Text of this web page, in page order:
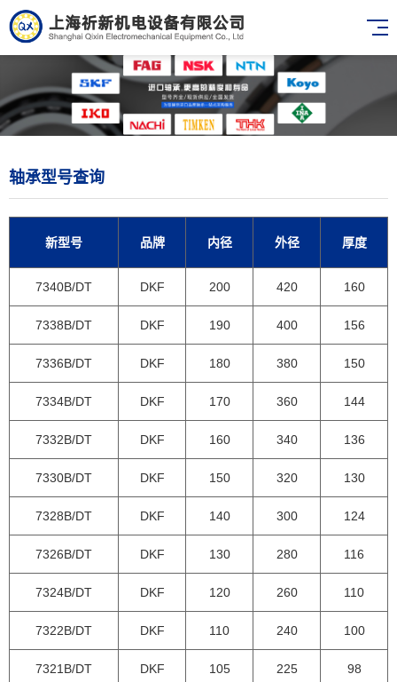
轴承型号查询
新型号 品牌 内径 外径 厚度
7340B/DT DKF 200 420 160
7338B/DT DKF 190 400 156
7336B/DT DKF 180 380 150
7334B/DT DKF 170 360 144
7332B/DT DKF 160 340 136
7330B/DT DKF 150 320 130
7328B/DT DKF 140 300 124
7326B/DT DKF 130 280 116
7324B/DT DKF 120 260 110
7322B/DT DKF 110 240 100
7321B/DT DKF 105 225 98